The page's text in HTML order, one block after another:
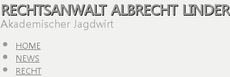
RECHTSANWALT ALBRECHT LINDER
Akademischer Jagdwirt
HOME
NEWS
RECHT